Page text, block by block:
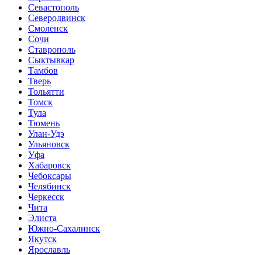
Севастополь
Северодвинск
Смоленск
Сочи
Ставрополь
Сыктывкар
Тамбов
Тверь
Тольятти
Томск
Тула
Тюмень
Улан-Удэ
Ульяновск
Уфа
Хабаровск
Чебоксары
Челябинск
Черкесск
Чита
Элиста
Южно-Сахалинск
Якутск
Ярославль